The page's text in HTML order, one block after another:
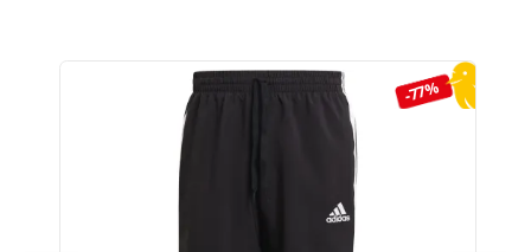
Produktgalerie überspringen
-77%